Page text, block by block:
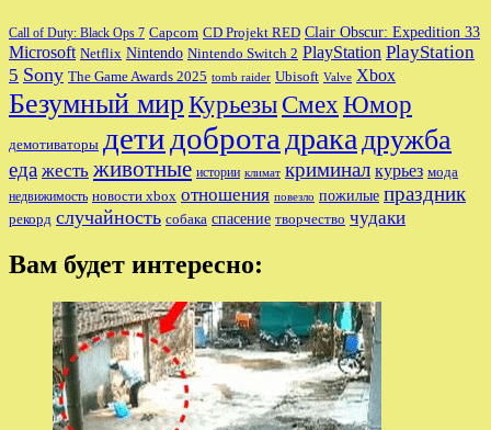
Call of Duty: Black Ops 7 Capcom CD Projekt RED Clair Obscur: Expedition 33
Microsoft Netflix Nintendo Nintendo Switch 2 PlayStation PlayStation
5 Sony The Game Awards 2025 tomb raider Ubisoft Valve Xbox
Безумный мир Курьезы Смех Юмор
демотиваторы дети доброта драка дружба
еда жесть животные истории климат криминал курьез мода
недвижимость новости xbox отношения повезло пожилые праздник
рекорд случайность собака спасение творчество чудаки
Вам будет интересно: